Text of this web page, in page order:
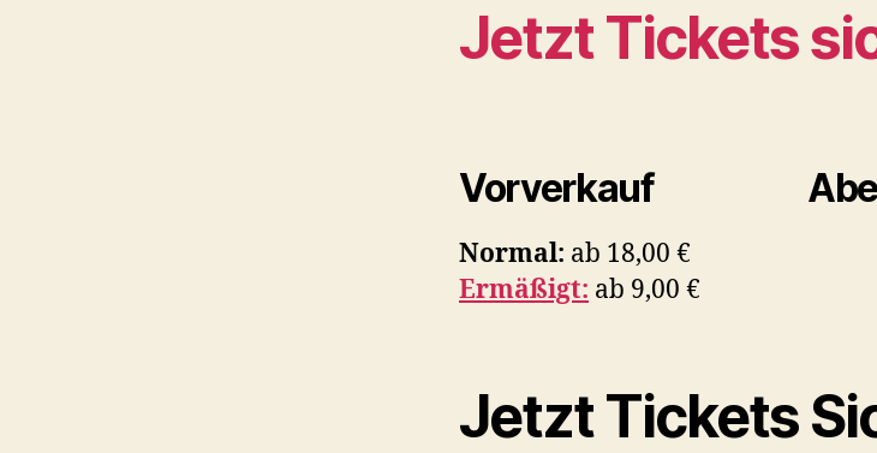
Jetzt Tickets
Vorverkauf
Normal: ab 18,00 €
Ermäßigt: ab 9,00 €
Jetzt Tickets